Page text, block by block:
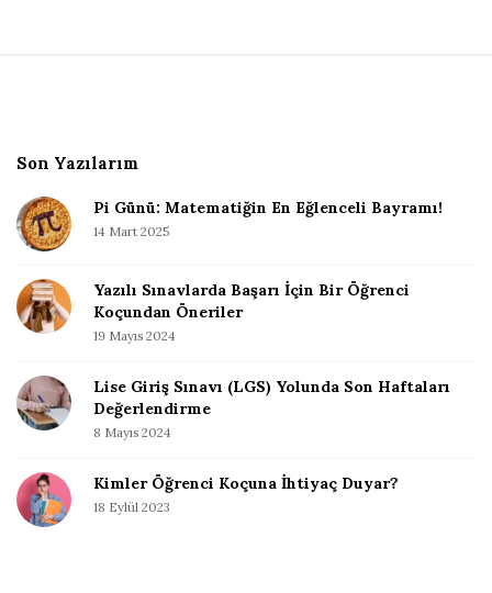
Son Yazılarım
Pi Günü: Matematiğin En Eğlenceli Bayramı!
14 Mart 2025
Yazılı Sınavlarda Başarı İçin Bir Öğrenci
Koçundan Öneriler
19 Mayıs 2024
Lise Giriş Sınavı (LGS) Yolunda Son Haftaları
Değerlendirme
8 Mayıs 2024
Kimler Öğrenci Koçuna İhtiyaç Duyar?
18 Eylül 2023